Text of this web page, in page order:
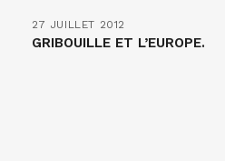
27 JUILLET 2012
GRIBOUILLE ET L’EUROPE.